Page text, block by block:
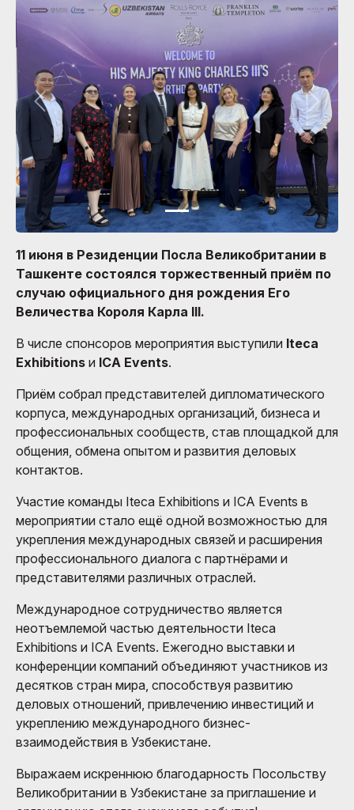
11 июня в Резиденции Посла Великобритании в
Ташкенте состоялся торжественный приём по
случаю официального дня рождения Его
Величества Короля Карла III.
В числе спонсоров мероприятия выступили Iteca
Exhibitions и ICA Events.
Приём собрал представителей дипломатического
корпуса, международных организаций, бизнеса и
профессиональных сообществ, став площадкой для
общения, обмена опытом и развития деловых
контактов.
Участие команды Iteca Exhibitions и ICA Events в
мероприятии стало ещё одной возможностью для
укрепления международных связей и расширения
профессионального диалога с партнёрами и
представителями различных отраслей.
Международное сотрудничество является
неотъемлемой частью деятельности Iteca
Exhibitions и ICA Events. Ежегодно выставки и
конференции компаний объединяют участников из
десятков стран мира, способствуя развитию
деловых отношений, привлечению инвестиций и
укреплению международного бизнес-
взаимодействия в Узбекистане.
Выражаем искреннюю благодарность Посольству
Великобритании в Узбекистане за приглашение и